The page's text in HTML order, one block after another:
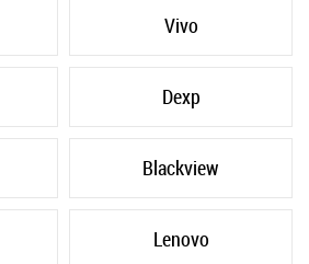
Vivo
Dexp
Blackview
Lenovo